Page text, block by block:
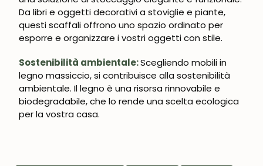
Da libri e oggetti decorativi a stoviglie e piante,
questi scaffali offrono uno spazio ordinato per
esporre e organizzare i vostri oggetti con stile.
Sostenibilità ambientale: Scegliendo mobili in
legno massiccio, si contribuisce alla sostenibilità
ambientale. Il legno è una risorsa rinnovabile e
biodegradabile, che lo rende una scelta ecologica
per la vostra casa.